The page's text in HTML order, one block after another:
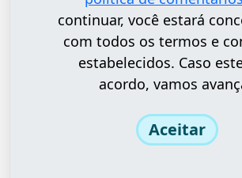
continuar, você estará
com todos os termos e
estabelecidos. Caso
acordo, vamos
Aceitar